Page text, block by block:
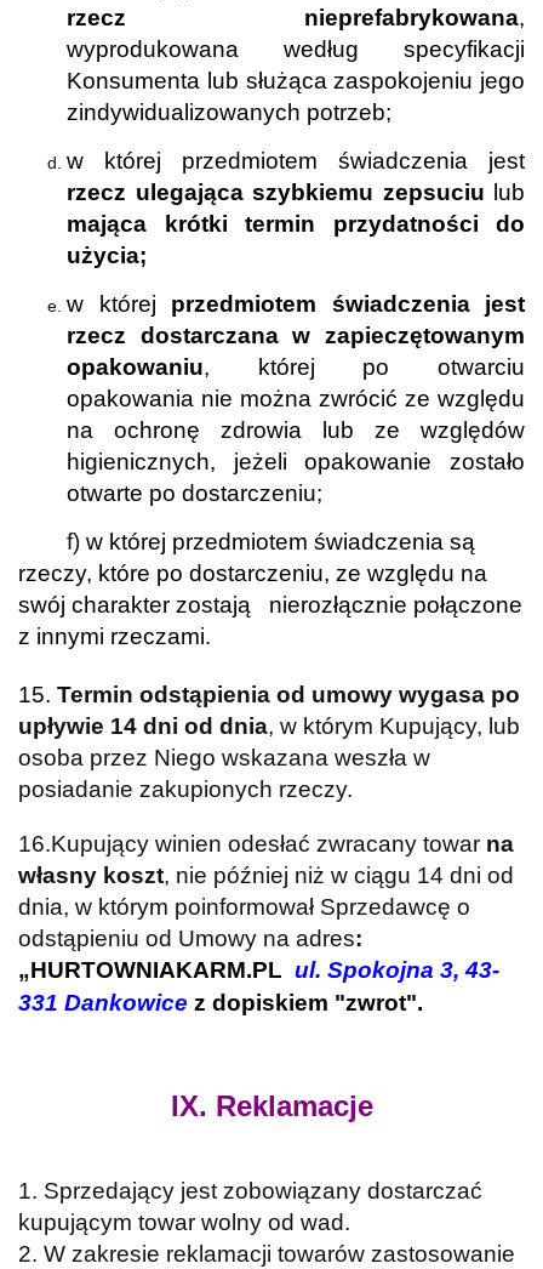
rzecz nieprefabrykowana,
wyprodukowana według specyfikacji
Konsumenta lub służąca zaspokojeniu jego
zindywidualizowanych potrzeb;
w której przedmiotem świadczenia jest
rzecz ulegająca szybkiemu zepsuciu lub
mająca krótki termin przydatności do
użycia;
w której przedmiotem świadczenia jest
rzecz dostarczana w zapieczętowanym
opakowaniu, której po otwarciu
opakowania nie można zwrócić ze względu
na ochronę zdrowia lub ze względów
higienicznych, jeżeli opakowanie zostało
otwarte po dostarczeniu;
f) w której przedmiotem świadczenia są
rzeczy, które po dostarczeniu, ze względu na
swój charakter zostają nierozłącznie połączone
z innymi rzeczami.
15. Termin odstąpienia od umowy wygasa po
upływie 14 dni od dnia, w którym Kupujący, lub
osoba przez Niego wskazana weszła w
posiadanie zakupionych rzeczy.
16.Kupujący winien odesłać zwracany towar na
własny koszt, nie później niż w ciągu 14 dni od
dnia, w którym poinformował Sprzedawcę o
odstąpieniu od Umowy na adres:
„HURTOWNIAKARM.PL ul. Spokojna 3, 43-
331 Dankowice z dopiskiem "zwrot".
IX. Reklamacje
1. Sprzedający jest zobowiązany dostarczać
kupującym towar wolny od wad.
2. W zakresie reklamacji towarów zastosowanie